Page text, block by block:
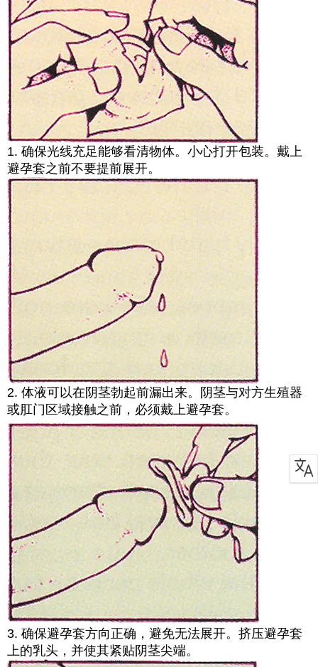
1. 确保光线充足能够看清物体。小心打开包装。戴上
避孕套之前不要提前展开。
2. 体液可以在阴茎勃起前漏出来。阴茎与对方生殖器
或肛门区域接触之前，必须戴上避孕套。
3. 确保避孕套方向正确，避免无法展开。挤压避孕套
上的乳头，并使其紧贴阴茎尖端。